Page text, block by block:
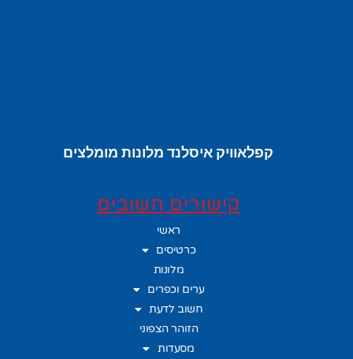
קפלאוויק איסלנד מלונות מומלצים
קישורים חשובים
ראשי
כרטיסים
מלונות
ערים וכפרים
חשוב לדעת
הזוהר הצפוני
מסעדות